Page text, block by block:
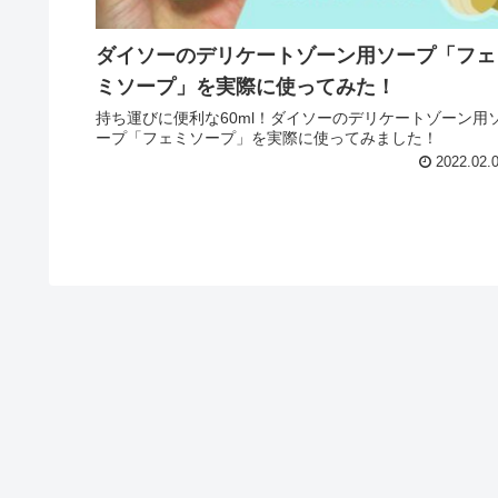
ダイソーのデリケートゾーン用ソープ「フェ
ミソープ」を実際に使ってみた！
持ち運びに便利な60ml！ダイソーのデリケートゾーン用
ープ「フェミソープ」を実際に使ってみました！